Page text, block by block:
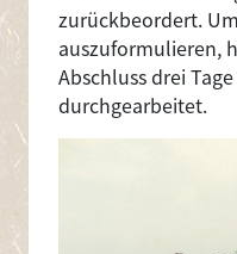
zurückbeordert.
auszuformulieren,
Abschluss drei
durchgearbeitet.